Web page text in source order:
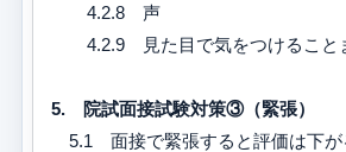
4.2.8 声
4.2.9 見た目で気をつけること
5. 院試面接試験対策③（緊張）
5.1 面接で緊張すると評価は下が